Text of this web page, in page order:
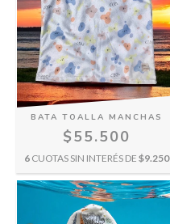
BATA TOALLA MANCHAS
$55.500
6 CUOTAS SIN INTERÉS DE $9.250